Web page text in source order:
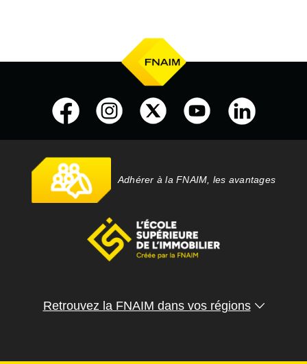
Adhérer à la FNAIM, les avantages
Retrouvez la FNAIM dans vos régions